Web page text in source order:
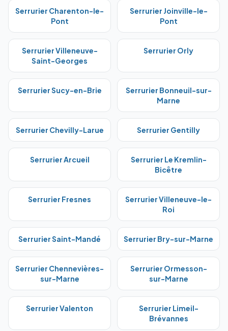
Serrurier Charenton-le-
Pont
Serrurier Joinville-le-
Pont
SerrurierVilleneuve-
Saint-Georges
Serrurier Orly
SerrurierSucy-en-Brie Serrurier Bonneuil-sur-
Marne
Serrurier Chevilly-Larue Serrurier Gentilly
SerrurierArcueil Serrurier Le Kremlin-
Bicêtre
Serrurier Fresnes SerrurierVilleneuve-le-
Roi
SerrurierSaint-Mandé Serrurier Bry-sur-Marne
Serrurier Chennevières-
sur-Marne
Serrurier Ormesson-
sur-Marne
SerrurierValenton Serrurier Limeil-
Brévannes